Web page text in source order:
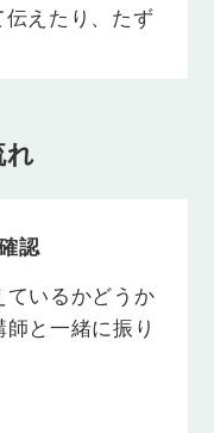
形）
」のように、調
疑問文（現在
うになりま
（現在形）
すか」のよう
えたり、たず
認
いるかどうか
と一緒に振り